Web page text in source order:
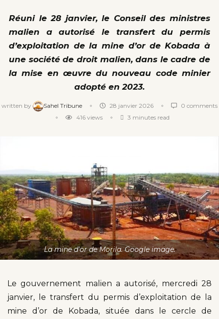
Réuni le 28 janvier, le Conseil des ministres
malien a autorisé le transfert du permis
d’exploitation de la mine d’or de Kobada à
une société de droit malien, dans le cadre de
la mise en œuvre du nouveau code minier
adopté en 2023.
written by Sahel Tribune 28 janvier 2026
0 comments
416 views 3 minutes read
La mine d'or de Morila. Google image.
Le gouvernement malien a autorisé, mercredi 28
janvier, le transfert du permis d’exploitation de la
mine d’or de Kobada, située dans le cercle de